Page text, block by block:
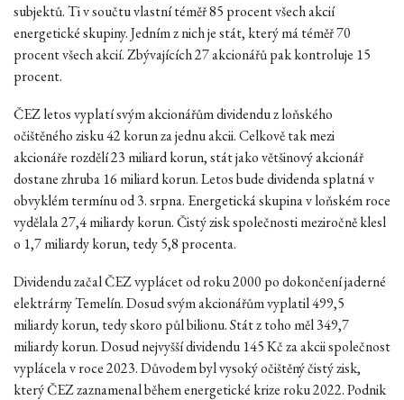
subjektů. Ti v součtu vlastní téměř 85 procent všech akcií
energetické skupiny. Jedním z nich je stát, který má téměř 70
procent všech akcií. Zbývajících 27 akcionářů pak kontroluje 15
procent.
ČEZ letos vyplatí svým akcionářům dividendu z loňského
očištěného zisku 42 korun za jednu akcii. Celkově tak mezi
akcionáře rozdělí 23 miliard korun, stát jako většinový akcionář
dostane zhruba 16 miliard korun. Letos bude dividenda splatná v
obvyklém termínu od 3. srpna. Energetická skupina v loňském roce
vydělala 27,4 miliardy korun. Čistý zisk společnosti meziročně klesl
o 1,7 miliardy korun, tedy 5,8 procenta.
Dividendu začal ČEZ vyplácet od roku 2000 po dokončení jaderné
elektrárny Temelín. Dosud svým akcionářům vyplatil 499,5
miliardy korun, tedy skoro půl bilionu. Stát z toho měl 349,7
miliardy korun. Dosud nejvyšší dividendu 145 Kč za akcii společnost
vyplácela v roce 2023. Důvodem byl vysoký očištěný čistý zisk,
který ČEZ zaznamenal během energetické krize roku 2022. Podnik